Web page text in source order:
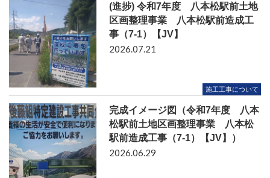
(進捗) 令和7年度 八本松駅前土地
区画整理事業 八本松駅前造成工
事（7-1）【JV】
施工工事について
2026.07.21
完成イメージ図（令和7年度 八本
松駅前土地区画整理事業 八本松
駅前造成工事（7-1）【JV】）
2026.06.29